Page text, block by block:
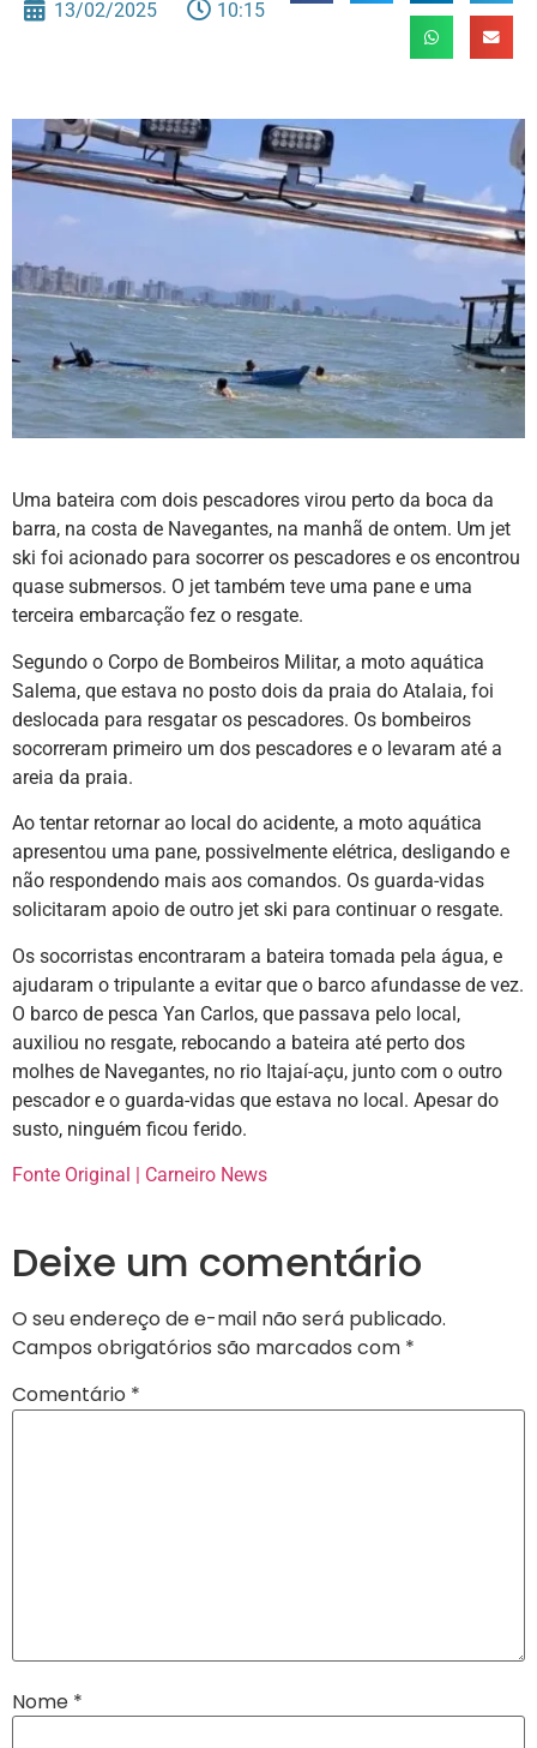
13/02/2025 10:15
Uma bateira com dois pescadores virou perto da boca da
barra, na costa de Navegantes, na manhã de ontem. Um jet
ski foi acionado para socorrer os pescadores e os encontrou
quase submersos. O jet também teve uma pane e uma
terceira embarcação fez o resgate.
Segundo o Corpo de Bombeiros Militar, a moto aquática
Salema, que estava no posto dois da praia do Atalaia, foi
deslocada para resgatar os pescadores. Os bombeiros
socorreram primeiro um dos pescadores e o levaram até a
areia da praia.
Ao tentar retornar ao local do acidente, a moto aquática
apresentou uma pane, possivelmente elétrica, desligando e
não respondendo mais aos comandos. Os guarda-vidas
solicitaram apoio de outro jet ski para continuar o resgate.
Os socorristas encontraram a bateira tomada pela água, e
ajudaram o tripulante a evitar que o barco afundasse de vez.
O barco de pesca Yan Carlos, que passava pelo local,
auxiliou no resgate, rebocando a bateira até perto dos
molhes de Navegantes, no rio Itajaí-açu, junto com o outro
pescador e o guarda-vidas que estava no local. Apesar do
susto, ninguém ficou ferido.
Fonte Original | Carneiro News
Deixe um comentário
O seu endereço de e-mail não será publicado.
Campos obrigatórios são marcados com *
Comentário *
Nome *